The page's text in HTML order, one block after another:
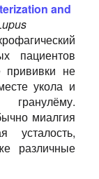
and
пациентов
не
укола и
миалгия
усталость,
различные